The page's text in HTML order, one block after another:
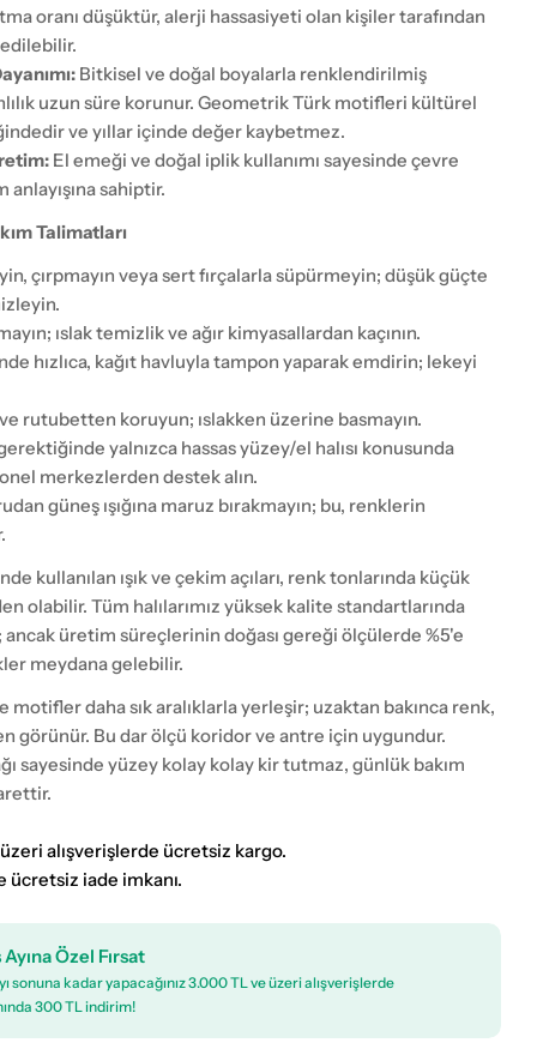
oranı düşüktür, alerji hassasiyeti olan kişiler tarafından
Bitkisel ve doğal boyalarla renklendirilmiş
uzun süre korunur. Geometrik Türk motifleri kültürel
ve yıllar içinde değer kaybetmez.
El emeği ve doğal iplik kullanımı sayesinde çevre
sahiptir.
Talimatları
çırpmayın veya sert fırçalarla süpürmeyin; düşük güçte
ıslak temizlik ve ağır kimyasallardan kaçının.
hızlıca, kağıt havluyla tampon yaparak emdirin; lekeyi
ve rutubetten koruyun; ıslakken üzerine basmayın.
yalnızca hassas yüzey/el halısı konusunda
merkezlerden destek alın.
güneş ışığına maruz bırakmayın; bu, renklerin
kullanılan ışık ve çekim açıları, renk tonlarında küçük
olabilir. Tüm halılarımız yüksek kalite standartlarında
üretim süreçlerinin doğası gereği ölçülerde %5'e
meydana gelebilir.
motifler daha sık aralıklarla yerleşir; uzaktan bakınca renk,
görünür. Bu dar ölçü koridor ve antre için uygundur.
sayesinde yüzey kolay kolay kir tutmaz, günlük bakım
alışverişlerde ücretsiz kargo.
ücretsiz iade imkanı.
Özel Fırsat
sonuna kadar yapacağınız 3.000 TL ve üzeri alışverişlerde
300 TL indirim!